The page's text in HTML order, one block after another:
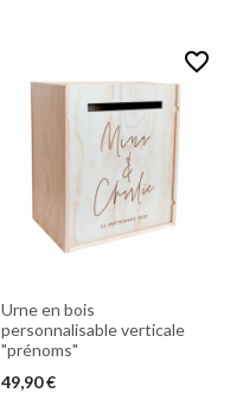
favorite_border
Urne en bois
personnalisable verticale
"prénoms"
49,90 €